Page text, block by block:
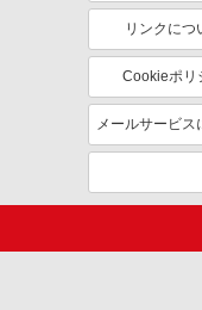
例で
キープ
株式会社シーエーセー
雑貨
時給
＝
倍）
リンクにつ
Cookieポリ
メールサービス